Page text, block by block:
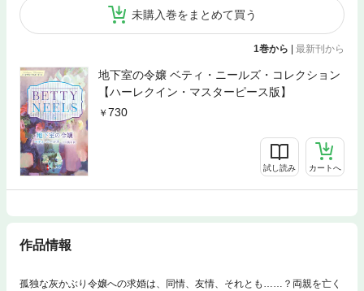
未購入巻をまとめて買う
1巻から | 最新刊から
地下室の令嬢 ベティ・ニールズ・コレクション
【ハーレクイン・マスターピース版】
730
試し読み カートへ
作品情報
孤独な灰かぶり令嬢への求婚は、同情、友情、それとも……？両親を亡く